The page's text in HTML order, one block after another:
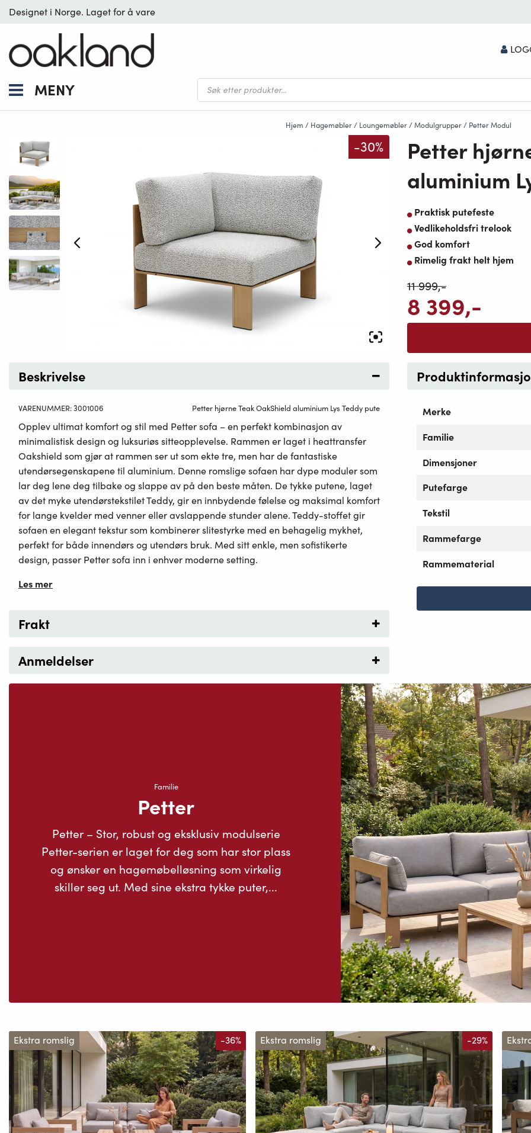
Designet i Norge. Laget for å vare
MENY
Products
search
Hjem / Hagemøbler/ Loungemøbler/Modulgrupper/ Petter Modul
-30%
Petter
aluminium
Praktisk putefeste
Vedlikeholdsfri trelook
God komfort
Rimelig frakt helt hjem
11 999,-
8 399,-
Beskrivelse
VARENUMMER:3001006 Petter hjørne Teak OakShield aluminium Lys Teddy pute
Opplev ultimat komfort og stil med Petter sofa – en perfekt kombinasjon av
minimalistisk design og luksuriøs sitteopplevelse. Rammen er laget i heattransfer
Oakshield som gjør at rammen ser ut som ekte tre, men har de fantastiske
utendørsegenskapene til aluminium. Denne romslige sofaen har dype moduler som
lar deg lene deg tilbake og slappe av på den beste måten. De tykke putene, laget
av det myke utendørstekstilet Teddy, gir en innbydende følelse og maksimal komfort
for lange kvelder med venner eller avslappende stunder alene. Teddy-stoffet gir
sofaen en elegant tekstur som kombinerer slitestyrke med en behagelig mykhet,
perfekt for både innendørs og utendørs bruk. Med sitt enkle, men sofistikerte
design, passer Petter sofa inn i enhver moderne setting.
Les mer
Frakt
Anmeldelser
Merke
Familie
Dimensjoner
Putefarge
Tekstil
Rammefarge
Rammematerial
Familie
Petter
Petter – Stor, robust og eksklusiv modulserie
Petter-serien er laget for deg som har stor plass
og ønsker en hagemøbelløsning som virkelig
skiller seg ut. Med sine ekstra tykke puter,...
Ekstra romslig -36% Ekstra romslig -29%